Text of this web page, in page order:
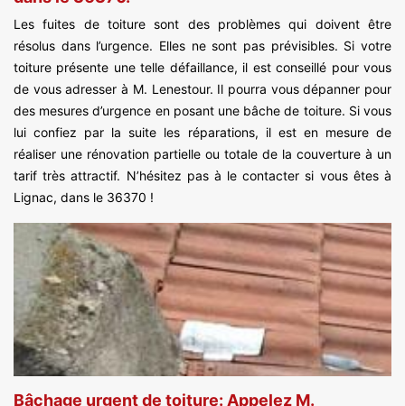
Les fuites de toiture sont des problèmes qui doivent être
résolus dans l’urgence. Elles ne sont pas prévisibles. Si votre
toiture présente une telle défaillance, il est conseillé pour vous
de vous adresser à M. Lenestour. Il pourra vous dépanner pour
des mesures d’urgence en posant une bâche de toiture. Si vous
lui confiez par la suite les réparations, il est en mesure de
réaliser une rénovation partielle ou totale de la couverture à un
tarif très attractif. N’hésitez pas à le contacter si vous êtes à
Lignac, dans le 36370 !
Bâchage urgent de toiture: Appelez M.